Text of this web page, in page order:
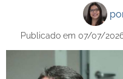
Publicado em 07/07/